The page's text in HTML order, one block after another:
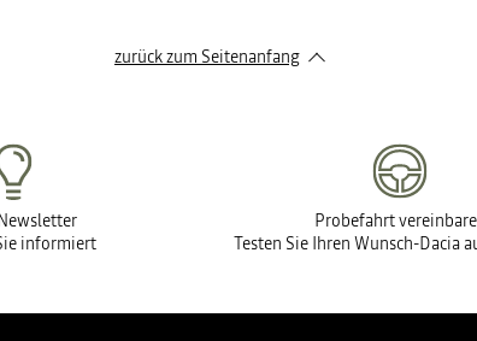
zurück zum Seitenanfang
informiert
Probefahrt
Testen Sie Ihren Wunsch-Dacia